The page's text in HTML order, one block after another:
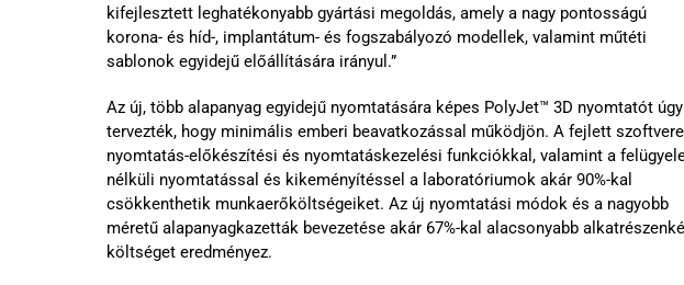
kifejlesztett leghatékonyabb gyártási megoldás, amely a nagy pontosságú
korona- és híd-, implantátum- és fogszabályozó modellek, valamint műtéti
sablonok egyidejű előállítására irányul.”
Az új, több alapanyag egyidejű nyomtatására képes PolyJet™ 3D nyomtatót úgy
tervezték, hogy minimális emberi beavatkozással működjön. A fejlett
nyomtatás-előkészítési és nyomtatáskezelési funkciókkal, valamint a
nélküli nyomtatással és kikeményítéssel a laboratóriumok akár 90%-kal
csökkenthetik munkaerőköltségeiket. Az új nyomtatási módok és a nagyobb
méretű alapanyagkazetták bevezetése akár 67%-kal alacsonyabb
költséget eredményez.